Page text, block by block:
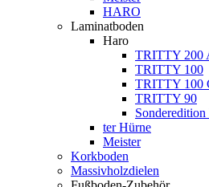
HARO
Laminatboden
Haro
TRITTY 200
TRITTY 100
TRITTY 100
TRITTY 90
ter Hürne
Meister
Korkboden
Massivholzdielen